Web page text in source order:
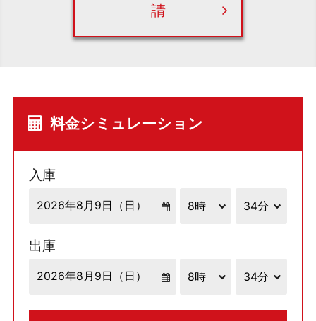
請
料金シミュレーション
入庫
出庫